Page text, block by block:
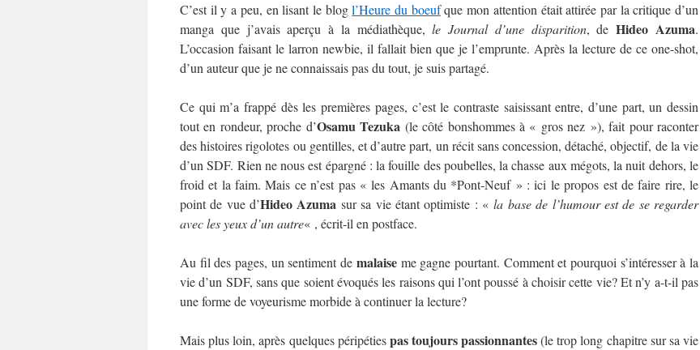
C’est il y a peu, en lisant le blogl’Heure du boeufque mon attention était attirée par la critique d’un
manga que j’avais aperçu à la médiathèque,le Journal d’une disparition, deHideo Azuma.
L’occasion faisant le larron newbie, il fallait bien que je l’emprunte. Après la lecture de ce one-shot,
d’un auteur que je ne connaissais pas du tout, je suis partagé.
Ce qui m’a frappé dès les premières pages, c’est le contraste saisissant entre, d’une part, un dessin
tout en rondeur, proche d’Osamu Tezuka (le côté bonshommes à « gros nez »), fait pour raconter
des histoires rigolotes ou gentilles, et d’autre part, un récit sans concession, détaché, objectif, de la vie
d’un SDF. Rien ne nous est épargné : la fouille des poubelles, la chasse aux mégots, la nuit dehors, le
froid et la faim. Mais ce n’est pas « les Amants du *Pont-Neuf » : ici le propos est de faire rire, le
point de vue d’Hideo Azuma sur sa vie étant optimiste : «la base de l’humour est de se regarder
avec les yeux d’un autre« , écrit-il en postface.
Au fil des pages, un sentiment de malaiseme gagne pourtant. Comment et pourquoi s’intéresser à la
vie d’un SDF, sans que soient évoqués les raisons qui l’ont poussé à choisir cette vie? Et n’y a-t-il pas
une forme de voyeurisme morbide à continuer la lecture?
Mais plus loin, après quelques péripétiespas toujours passionnantes(le trop long chapitre sur sa vie